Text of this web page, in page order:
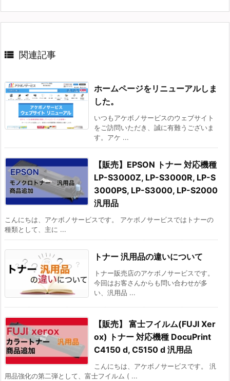
 関連記事
ホームページをリニューアルしま
した。
いつもアケボノサービスのウェブサイト
をご訪問いただき、誠に有難うございま
す。アケ ...
【販売】EPSON トナー 対応機種
LP-S3000Z, LP-S3000R, LP-S
3000PS, LP-S3000, LP-S2000
汎用品
こんにちは、アケボノサービスです。 アケボノサービスではトナーの
種類として、主に ...
トナー 汎用品の違いについて
トナー販売店のアケボノサービスです。
今回はお客さんからも問い合わせが多
い、汎用品 ...
【販売】 富士フイルム(FUJI Xer
ox) トナー 対応機種 DocuPrint
C4150 d, C5150 d 汎用品
こんにちは、アケボノサービスです。 汎
用品強化の第二弾として、富士フイルム ( ...